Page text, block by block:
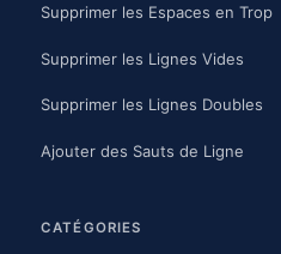
Supprimer les Espaces en Trop
Supprimer les Lignes Vides
Supprimer les Lignes Doubles
Ajouter des Sauts de Ligne
CATÉGORIES